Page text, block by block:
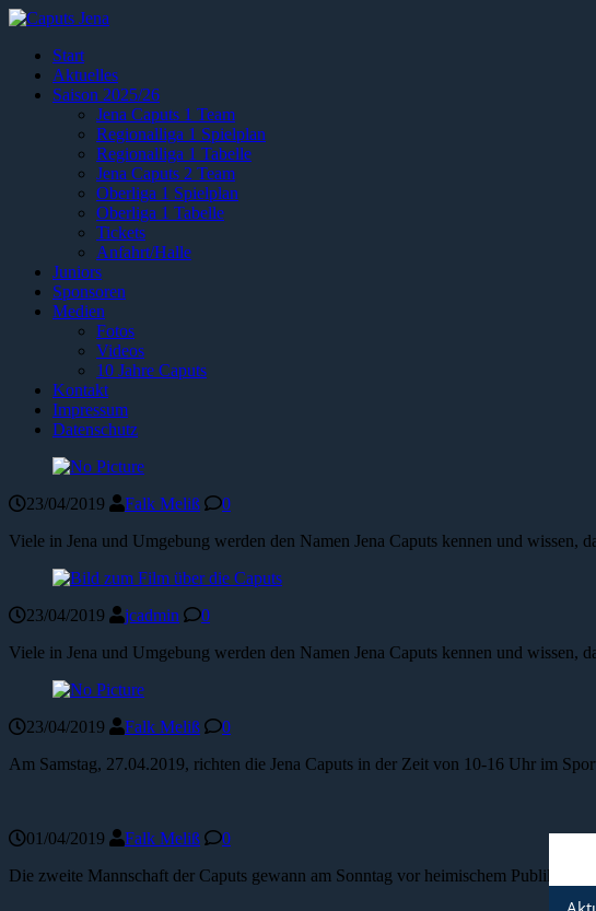
Start
Aktuelles
Saison 2025/26
Jena Caputs 1 Team
Regionalliga 1 Spielplan
Regionalliga 1 Tabelle
Jena Caputs 2 Team
Oberliga 1 Spielplan
Oberliga 1 Tabelle
Tickets
Anfahrt/Halle
Juniors
Sponsoren
Medien
Fotos
Videos
10 Jahre Caputs
Kontakt
Impressum
Datenschutz
23/04/2019 Falk Meliß
0
Viele in Jena und Umgebung werden den Namen Jena Caputs kennen und wissen,
23/04/2019 jcadmin
0
Viele in Jena und Umgebung werden den Namen Jena Caputs kennen und wissen,
23/04/2019 Falk Meliß
0
Am Samstag, 27.04.2019, richten die Jena Caputs in der Zeit von 10-16 Uhr im
01/04/2019 Falk Meliß
0
Die zweite Mannschaft der Caputs gewann am Sonntag vor heimischem